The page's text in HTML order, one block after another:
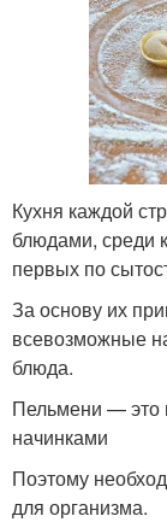
Кухня каждой
блюдами, среди
первых по
За основу их
всевозможные
блюда.
Пельмени — это
начинками
Поэтому
для организма.